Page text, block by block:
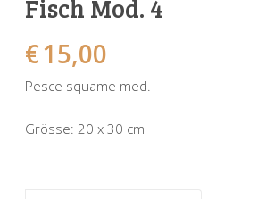
Fisch Mod. 4
€15,00
Pesce squame med.
Grösse: 20 x 30 cm
Sonnenuhren
Spardosen
Verschiedene
Vögel
Verschiedene
Wandschalen
Sockel + Säulen
Tierfiguren
Meeresbewohner
Schildkröten
Schnecken
Schweine + Wildschweine
Utensilien
Zwiebel- + Knoblauchtöpfe